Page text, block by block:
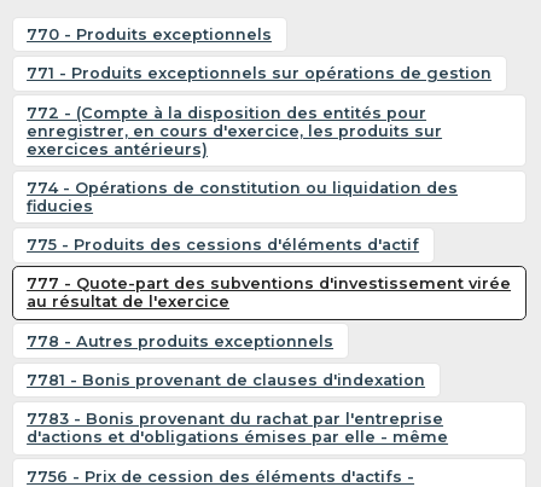
770 - Produits exceptionnels
771 - Produits exceptionnels sur opérations de gestion
772 - (Compte à la disposition des entités pour
enregistrer, en cours d'exercice, les produits sur
exercices antérieurs)
774 - Opérations de constitution ou liquidation des
fiducies
775 - Produits des cessions d'éléments d'actif
777 - Quote-part des subventions d'investissement virée
au résultat de l'exercice
778 - Autres produits exceptionnels
7781 - Bonis provenant de clauses d'indexation
7783 - Bonis provenant du rachat par l'entreprise
d'actions et d'obligations émises par elle - même
7756 - Prix de cession des éléments d'actifs -